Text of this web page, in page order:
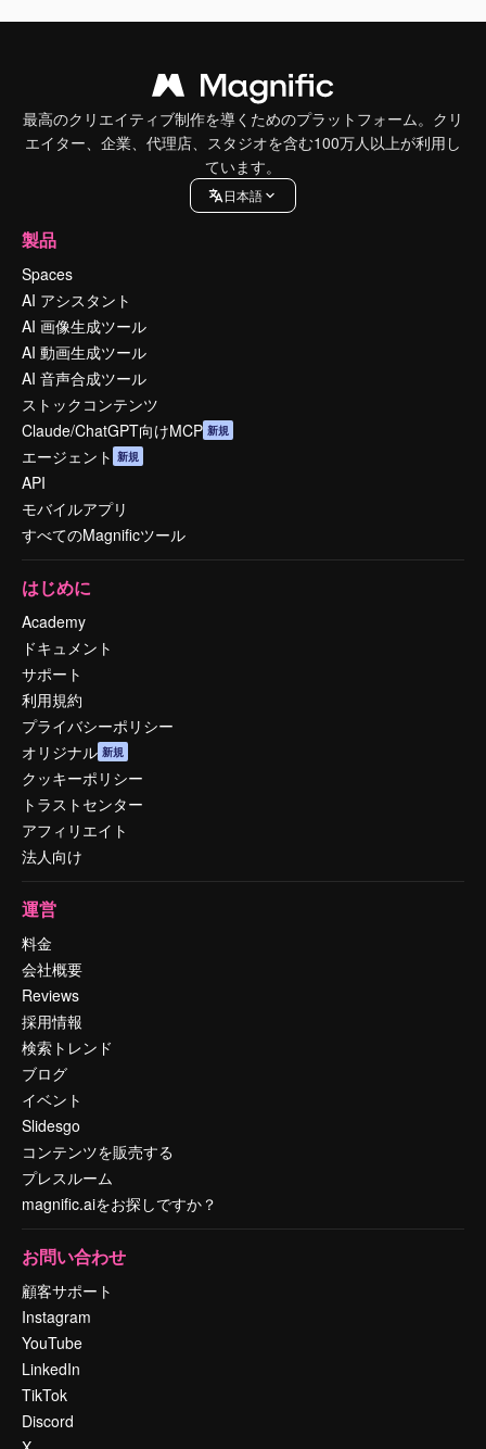
最高のクリエイティブ制作を導くためのプラットフォーム。クリ
エイター、企業、代理店、スタジオを含む100万人以上が利用し
ています。
日本語
製品
Spaces
AI アシスタント
AI 画像生成ツール
AI 動画生成ツール
AI 音声合成ツール
ストックコンテンツ
Claude/ChatGPT向けMCP 新規
エージェント 新規
API
モバイルアプリ
すべてのMagnificツール
はじめに
Academy
ドキュメント
サポート
利用規約
プライバシーポリシー
オリジナル 新規
クッキーポリシー
トラストセンター
アフィリエイト
法人向け
運営
料金
会社概要
Reviews
採用情報
検索トレンド
ブログ
イベント
Slidesgo
コンテンツを販売する
プレスルーム
magnific.aiをお探しですか？
お問い合わせ
顧客サポート
Instagram
YouTube
LinkedIn
TikTok
Discord